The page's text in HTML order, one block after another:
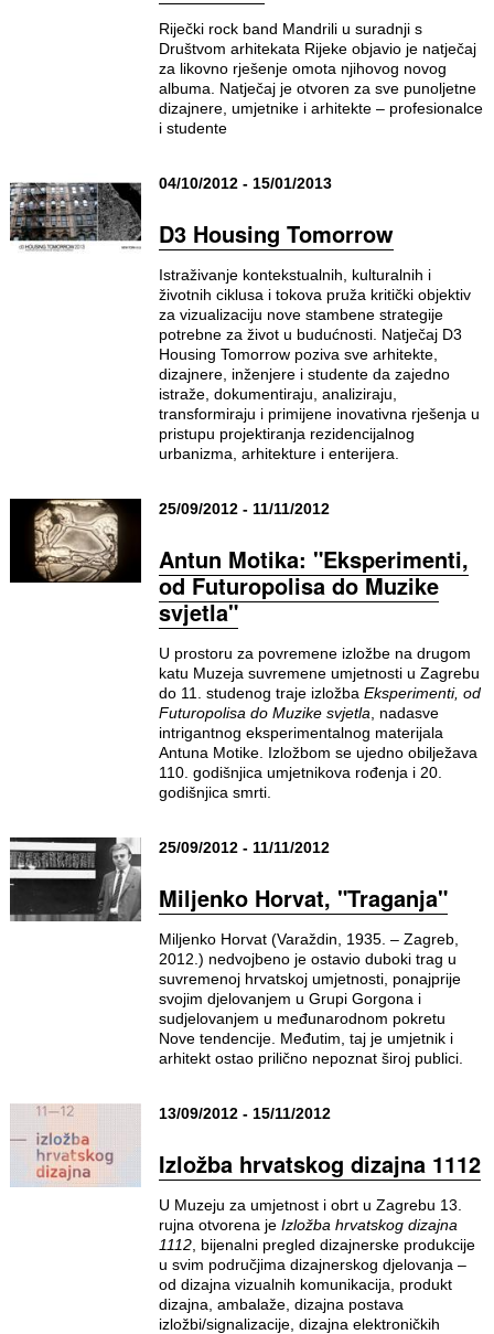
Riječki rock band Mandrili u suradnji s
Društvom arhitekata Rijeke objavio je natječaj
za likovno rješenje omota njihovog novog
albuma. Natječaj je otvoren za sve punoljetne
dizajnere, umjetnike i arhitekte – profesionalce
i studente
04/10/2012 - 15/01/2013
D3 Housing Tomorrow
Istraživanje kontekstualnih, kulturalnih i
životnih ciklusa i tokova pruža kritički objektiv
za vizualizaciju nove stambene strategije
potrebne za život u budućnosti. Natječaj D3
Housing Tomorrow poziva sve arhitekte,
dizajnere, inženjere i studente da zajedno
istraže, dokumentiraju, analiziraju,
transformiraju i primijene inovativna rješenja u
pristupu projektiranja rezidencijalnog
urbanizma, arhitekture i enterijera.
25/09/2012 - 11/11/2012
Antun Motika: "Eksperimenti,
od Futuropolisa do Muzike
svjetla"
U prostoru za povremene izložbe na drugom
katu Muzeja suvremene umjetnosti u Zagrebu
do 11. studenog traje izložba Eksperimenti, od
Futuropolisa do Muzike svjetla , nadasve
intrigantnog eksperimentalnog materijala
Antuna Motike. Izložbom se ujedno obilježava
110. godišnjica umjetnikova rođenja i 20.
godišnjica smrti.
25/09/2012 - 11/11/2012
Miljenko Horvat, "Traganja"
Miljenko Horvat (Varaždin, 1935. – Zagreb,
2012.) nedvojbeno je ostavio duboki trag u
suvremenoj hrvatskoj umjetnosti, ponajprije
svojim djelovanjem u Grupi Gorgona i
sudjelovanjem u međunarodnom pokretu
Nove tendencije. Međutim, taj je umjetnik i
arhitekt ostao prilično nepoznat široj publici.
13/09/2012 - 15/11/2012
Izložba hrvatskog dizajna 1112
U Muzeju za umjetnost i obrt u Zagrebu 13.
rujna otvorena je Izložba hrvatskog dizajna
1112, bijenalni pregled dizajnerske produkcije
u svim područjima dizajnerskog djelovanja –
od dizajna vizualnih komunikacija, produkt
dizajna, ambalaže, dizajna postava
izložbi/signalizacije, dizajna elektroničkih